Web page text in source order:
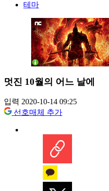
테마
멋진 10월의 어느 날에
입력 2020-10-14 09:25
선호매체 추가